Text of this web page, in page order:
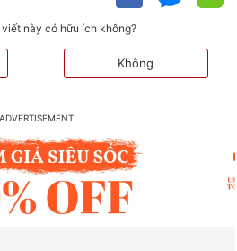
này có hữu ích không?
Không